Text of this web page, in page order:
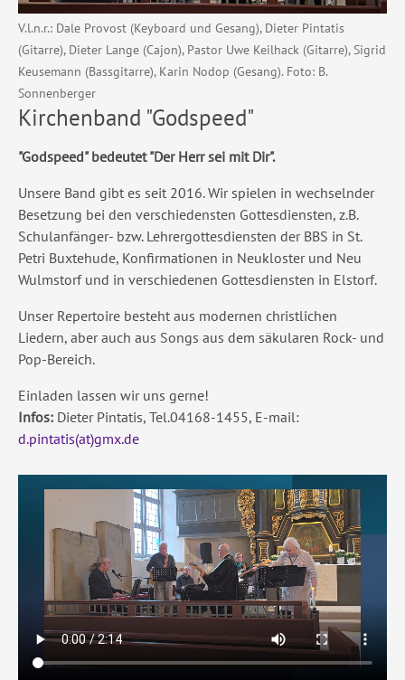
V.l.n.r.: Dale Provost (Keyboard und Gesang), Dieter Pintatis
(Gitarre), Dieter Lange (Cajon), Pastor Uwe Keilhack (Gitarre), Sigrid
Keusemann (Bassgitarre), Karin Nodop (Gesang). Foto: B.
Sonnenberger
Kirchenband "Godspeed"
"Godspeed" bedeutet "Der Herr sei mit Dir".
Unsere Band gibt es seit 2016. Wir spielen in wechselnder
Besetzung bei den verschiedensten Gottesdiensten, z.B.
Schulanfänger- bzw. Lehrergottesdiensten der BBS in St.
Petri Buxtehude, Konfirmationen in Neukloster und Neu
Wulmstorf und in verschiedenen Gottesdiensten in Elstorf.
Unser Repertoire besteht aus modernen christlichen
Liedern, aber auch aus Songs aus dem säkularen Rock- und
Pop-Bereich.
Einladen lassen wir uns gerne!
Infos: Dieter Pintatis, Tel.04168-1455, E-mail:
d.pintatis(at)gmx.de